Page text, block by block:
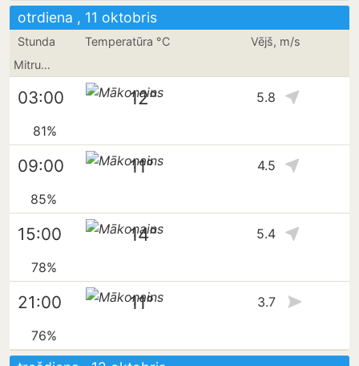
otrdiena , 11 oktobris
Stunda Temperatūra °C
Vējš, m/s
Mitrums
03:00 12° 5.8
81%
09:00 11° 4.5
85%
15:00 14° 5.4
78%
21:00 11° 3.7
76%